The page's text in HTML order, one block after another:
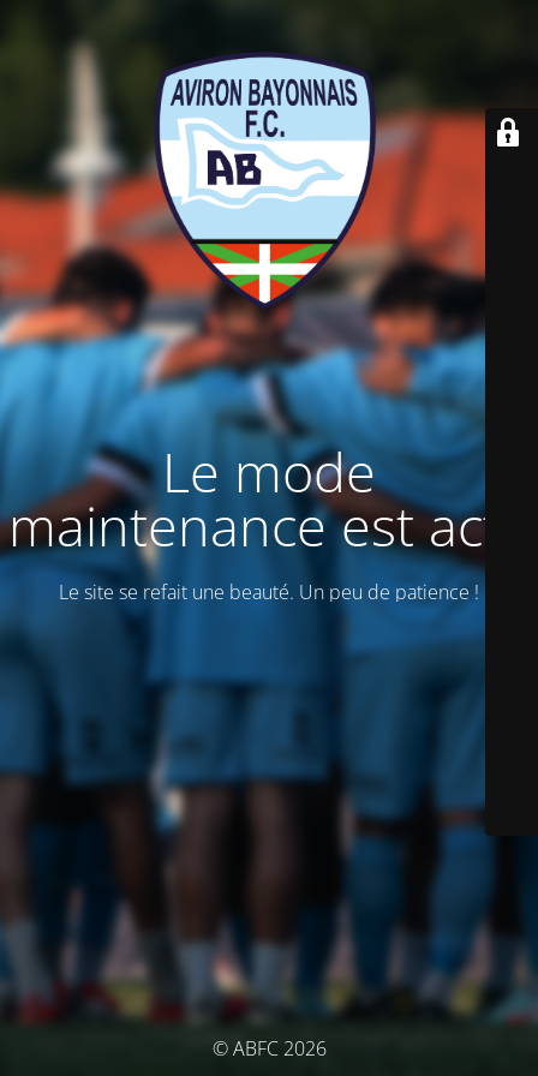
Le mode
maintenance est actif
Le site se refait une beauté. Un peu de patience !
© ABFC 2026